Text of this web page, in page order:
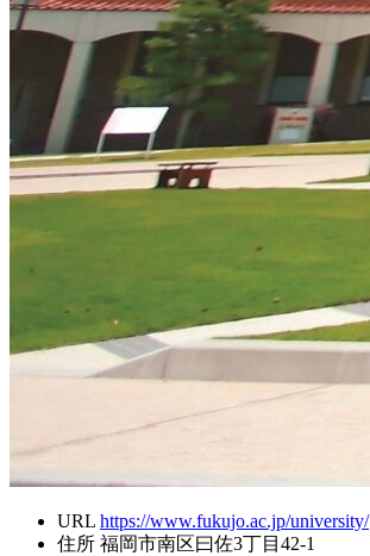
URL https://www.fukujo.ac.jp/university/
住所 福岡市南区曰佐3丁目42-1